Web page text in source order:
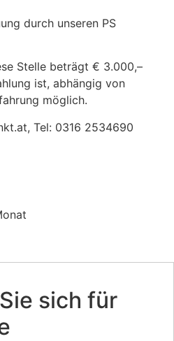
durch unseren PS
Stelle beträgt € 3.000,–
ist, abhängig von
möglich.
Tel: 0316 2534690
sich für